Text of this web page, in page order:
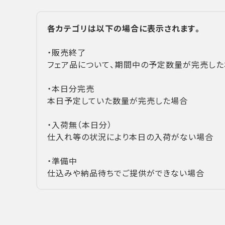
各カテゴリは以下の場合に表示されます。
・販売終了
フェア品について、期間中の予定数量が完売し
・本日分完売
本日予定していた数量が完売した場合
・入荷無（本日分）
仕入れ等の状況により本日の入荷がない場合
・準備中
仕込みや納品待ちでご提供ができない場合